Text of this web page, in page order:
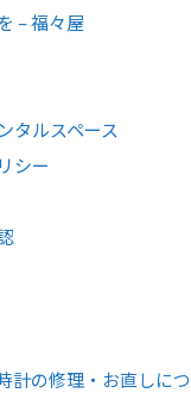
– 福々屋
タルスペース
シー
計の修理・お直しに